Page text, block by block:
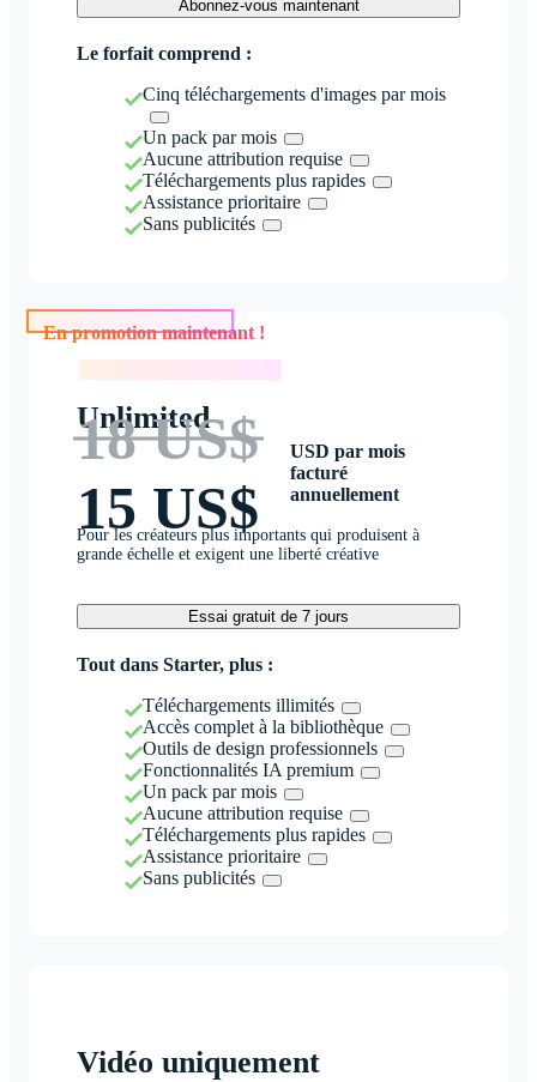
Abonnez-vous maintenant
Le forfait comprend :
Cinq téléchargements d'images par mois
Un pack par mois
Aucune attribution requise
Téléchargements plus rapides
Assistance prioritaire
Sans publicités
En promotion maintenant !
Unlimited
18 US$
15 US$
USD par mois
facturé
annuellement
Pour les créateurs plus importants qui produisent à
grande échelle et exigent une liberté créative
Essai gratuit de 7 jours
Tout dans Starter, plus :
Téléchargements illimités
Accès complet à la bibliothèque
Outils de design professionnels
Fonctionnalités IA premium
Un pack par mois
Aucune attribution requise
Téléchargements plus rapides
Assistance prioritaire
Sans publicités
Vidéo uniquement